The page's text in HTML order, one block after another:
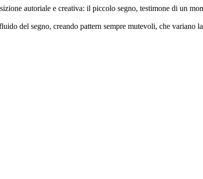
autoriale e creativa: il piccolo segno, testimone di un
del segno, creando pattern sempre mutevoli, che variano